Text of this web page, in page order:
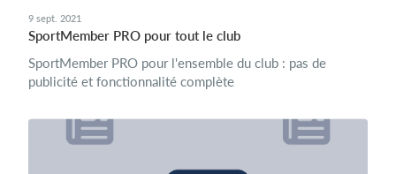
9 sept. 2021
SportMember PRO pour tout le club
SportMember PRO pour l'ensemble du club : pas de
publicité et fonctionnalité complète